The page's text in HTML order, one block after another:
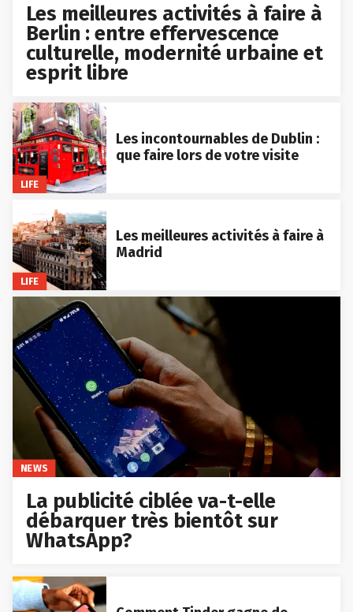
Les meilleures activités à faire à
Berlin : entre effervescence
culturelle, modernité urbaine et
esprit libre
LIFE
Les incontournables de Dublin :
que faire lors de votre visite
LIFE
Les meilleures activités à faire à
Madrid
NEWS
La publicité ciblée va-t-elle
débarquer très bientôt sur
WhatsApp?